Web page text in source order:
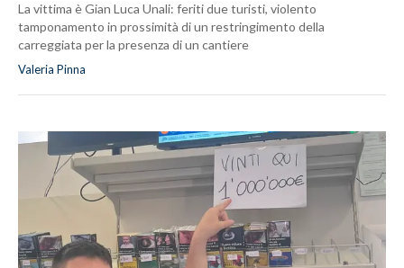
La vittima è Gian Luca Unali: feriti due turisti, violento
tamponamento in prossimità di un restringimento della
carreggiata per la presenza di un cantiere
Valeria Pinna